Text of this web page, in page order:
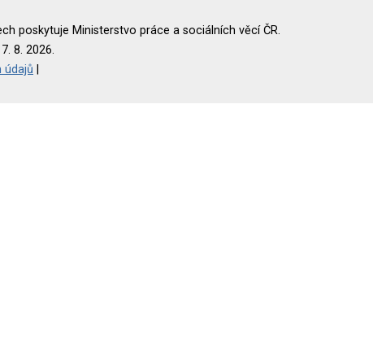
poskytuje Ministerstvo práce a sociálních věcí ČR.
8. 2026.
údajů